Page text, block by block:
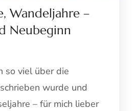
Wandeljahre –
Neubeginn
so viel über die
wurde und
– für mich lieber